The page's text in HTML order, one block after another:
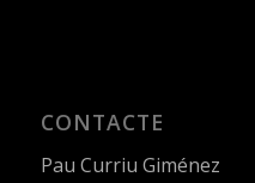
CONTACTE
Pau Curriu Giménez